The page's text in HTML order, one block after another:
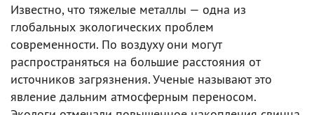
Известно, что тяжелые металлы — одна из
глобальных экологических проблем
современности. По воздуху они могут
распространяться на большие расстояния от
источников загрязнения. Ученые называют это
явление дальним атмосферным переносом.